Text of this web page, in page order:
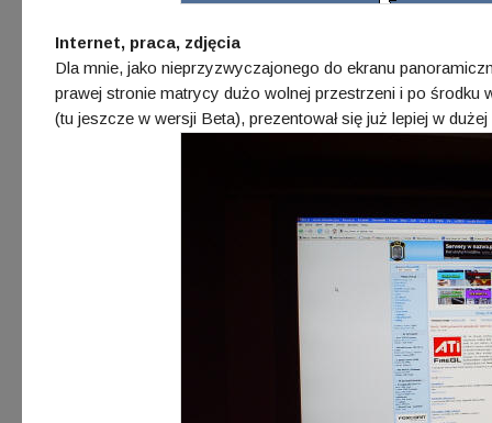
Internet, praca, zdjęcia
Dla mnie, jako nieprzyzwyczajonego do ekranu
prawej stronie matrycy dużo wolnej przestrzeni i po środku
(tu jeszcze w wersji Beta), prezentował się już lepiej w